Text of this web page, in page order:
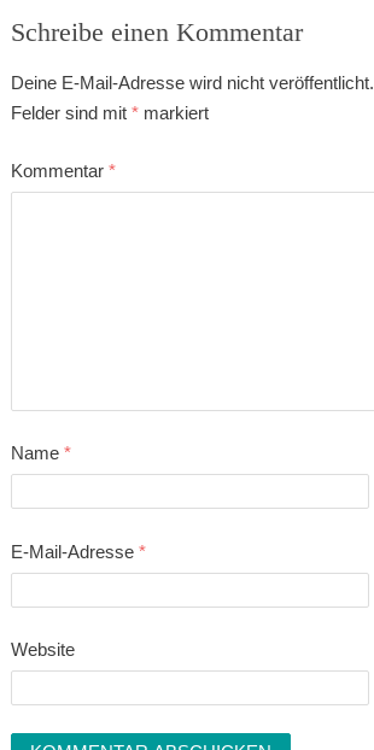
Schreibe einen Kommentar
Deine E-Mail-Adresse wird nicht veröffentlicht.
Felder sind mit *markiert
Kommentar *
Name *
E-Mail-Adresse *
Website